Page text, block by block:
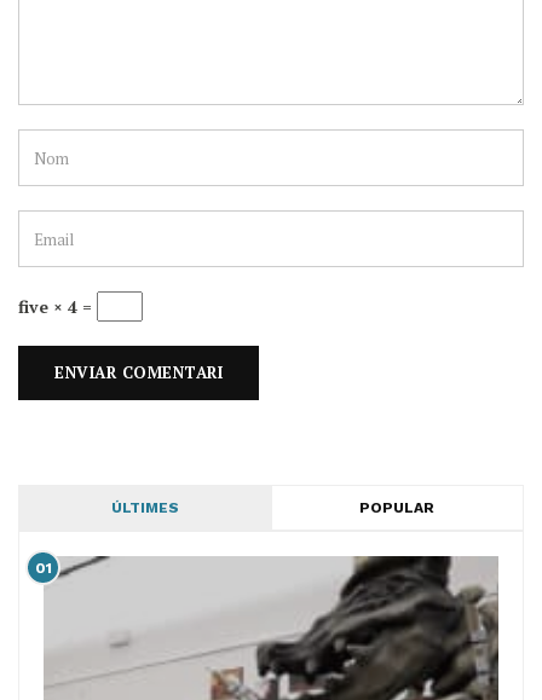
five × 4 =
ÚLTIMES POPULAR
01